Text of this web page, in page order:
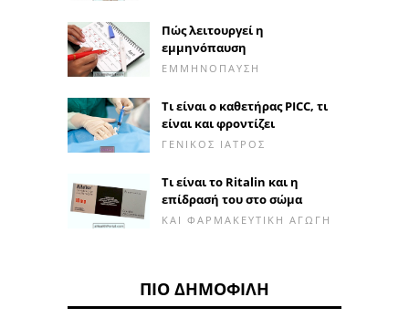
Πώς λειτουργεί η
εμμηνόπαυση
ΕΜΜΗΝΌΠΑΥΣΗ
Τι είναι ο καθετήρας PICC, τι
είναι και φροντίζει
ΓΕΝΙΚΌΣ ΙΑΤΡΌΣ
Τι είναι το Ritalin και η
επίδρασή του στο σώμα
ΚΑΙ ΦΑΡΜΑΚΕΥΤΙΚΉ ΑΓΩΓΉ
ΠΙΟ ΔΗΜΟΦΙΛΉ